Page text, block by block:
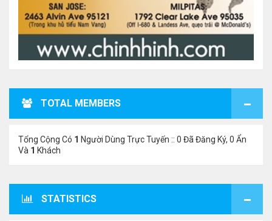
TOTAL MEMBERS
Tổng Cộng Có 1 Người Dùng Trực Tuyến :: 0 Đã Đăng Ký, 0 Ẩn
Và 1 Khách
STATISTICS